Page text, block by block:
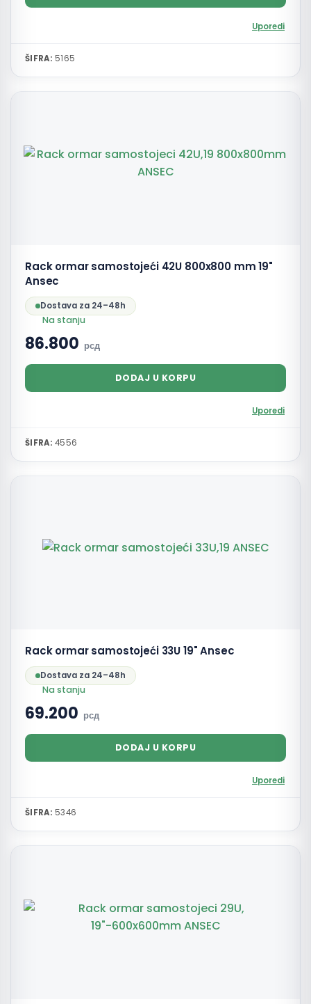
Uporedi
ŠIFRA: 5165
Rack ormar samostojeći 42U 800x800 mm 19"
Ansec
Dostava za 24–48h
Na stanju
86.800 рсд
DODAJ U KORPU
Uporedi
ŠIFRA: 4556
Rack ormar samostojeći 33U 19" Ansec
Dostava za 24–48h
Na stanju
69.200 рсд
DODAJ U KORPU
Uporedi
ŠIFRA: 5346